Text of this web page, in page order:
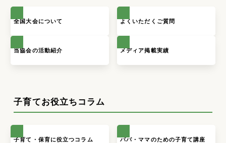
全国大会について よくいただくご質問
当協会の活動紹介 メディア掲載実績
子育てお役立ちコラム
子育て・保育に役立つコラム パパ・ママのための子育て講座